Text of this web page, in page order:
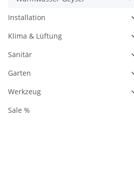
Installation
Klima & Lüftung
Sanitär
Garten
Werkzeug
Sale %